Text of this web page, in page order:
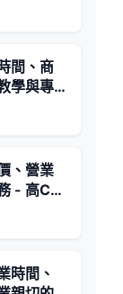
間、商
學與專
、營業
- 高CP
時間、